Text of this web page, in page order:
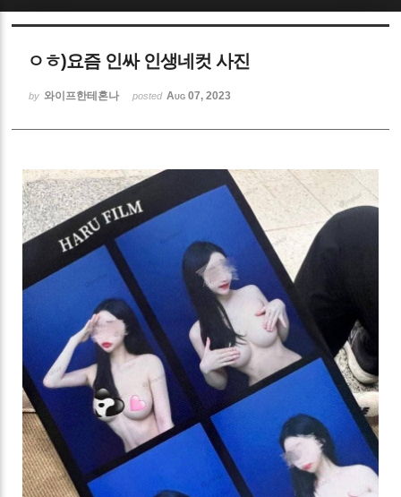
ㅇㅎ)요즘 인싸 인생네컷 사진
by 와이프한테혼나 posted Aug 07, 2023
Sketchbook5, 스케치북5
Sketchbook5, 스케치북5